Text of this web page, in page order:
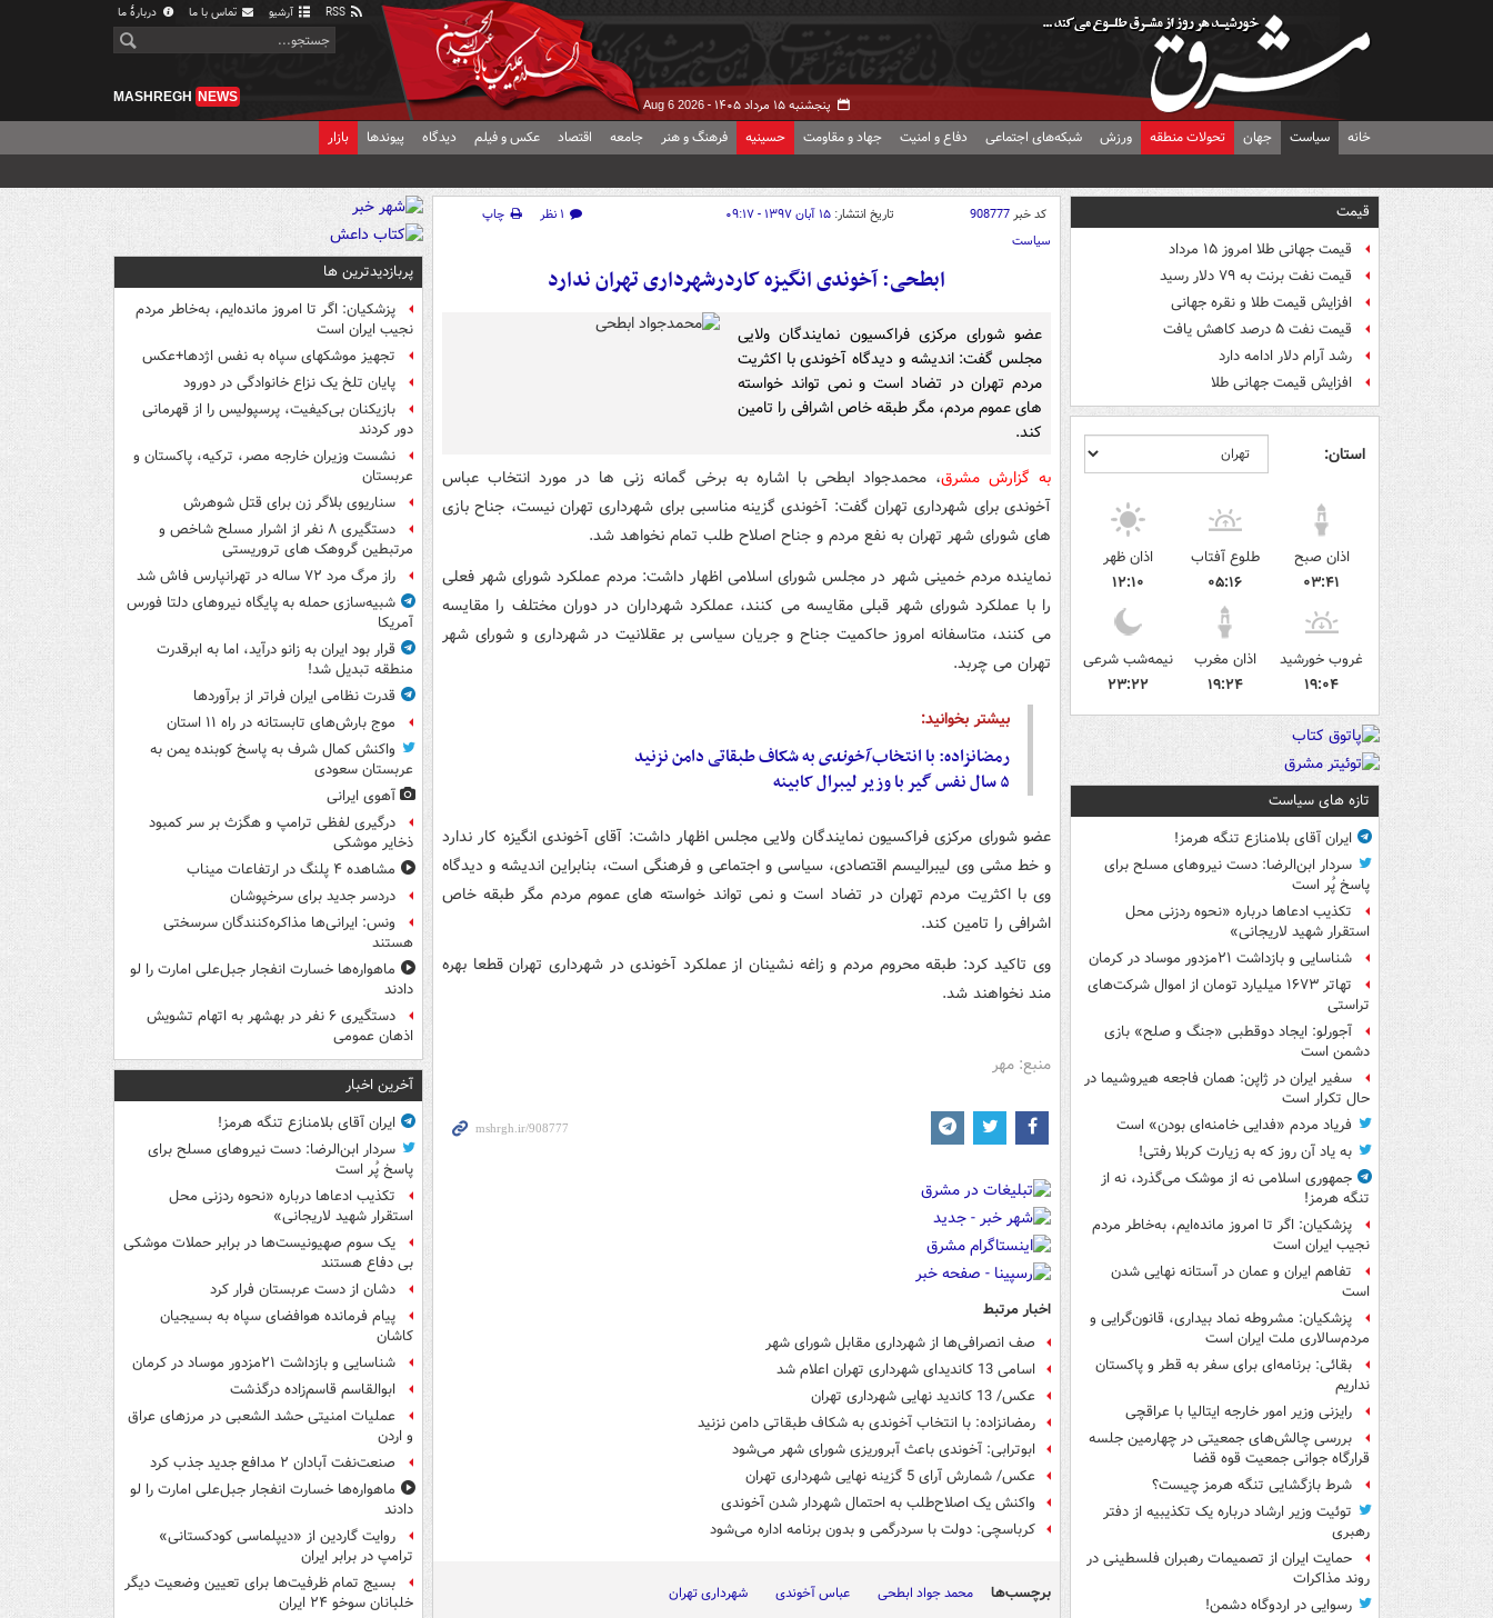
آرشیو تماس با ما دربارهٔ ما
پنجشنبه ۱۵ مرداد ۱۴۰۵ - Aug 6 2026
MASHREGH NEWS
خانه سیاست جهان تحولات منطقه ورزش شبکه‌های اجتماعی دفاع و امنیت جهاد و مقاومت حسینیه فرهنگ و هنر جامعه اقتصاد عکس و فیلم دیدگاه پیوندها بازار
قیمت
قیمت جهانی طلا امروز ۱۵ مرداد
قیمت نفت برنت به ۷۹ دلار رسید
افزایش قیمت طلا و نقره جهانی
قیمت نفت ۵ درصد کاهش یافت
رشد آرام دلار ادامه دارد
افزایش قیمت جهانی طلا
استان:
اذان صبح
۰۳:۴۱
طلوع آفتاب
۰۵:۱۶
اذان ظهر
۱۲:۱۰
غروب خورشید
۱۹:۰۴
اذان مغرب
۱۹:۲۴
نیمه‌شب شرعی
۲۳:۲۲
تازه های سیاست
ایران آقای بلامنازع تنگه هرمز!
سردار ابن‌الرضا: دست نیروهای مسلح برای
پاسخ پُر است
تکذیب ادعاها درباره «نحوه ردزنی محل
استقرار شهید لاریجانی»
شناسایی و بازداشت ۲۱مزدور موساد در کرمان
تهاتر ۱۶۷۳ میلیارد تومان از اموال شرکت‌های
تراستی
آجورلو: ایجاد دوقطبی «جنگ و صلح‌» بازی
دشمن است
سفیر ایران در ژاپن: همان فاجعه هیروشیما در
حال تکرار است
فریاد مردم «فدایی خامنه‌ای بودن» است
به یاد آن روز که به زیارت کربلا رفتی!
جمهوری اسلامی نه از موشک می‌گذرد، نه از
تنگه هرمز!
پزشکیان: اگر تا امروز مانده‌ایم، به‌خاطر مردم
نجیب ایران است
تفاهم ایران و عمان در آستانه نهایی شدن
است
پزشکیان: مشروطه نماد بیداری، قانون‌گرایی و
مردم‌سالاری ملت ایران است
بقائی: برنامه‌ای برای سفر به قطر و پاکستان
نداریم
رایزنی وزیر امور خارجه ایتالیا با عراقچی
بررسی چالش‌های جمعیتی در چهارمین جلسه
قرارگاه جوانی جمعیت قوه قضا
شرط بازگشایی تنگه هرمز چیست؟
توئیت وزیر ارشاد درباره یک تکذیبیه از دفتر
رهبری
حمایت ایران از تصمیمات رهبران فلسطینی در
روند مذاکرات
رسوایی در اردوگاه دشمن!
کد خبر908777 تاریخ انتشار: ۱۵ آبان ۱۳۹۷ - ۰۹:۱۷ ۱ نظر
چاپ
سیاست
ابطحی: آخوندی انگیزه کاردرشهرداری تهران ندارد
عضو شورای مرکزی فراکسیون نمایندگان ولایی
مجلس گفت: اندیشه و دیدگاه آخوندی با اکثریت
مردم تهران در تضاد است و نمی تواند خواسته
های عموم مردم، مگر طبقه خاص اشرافی را تامین
کند.
به گزارش مشرق، محمدجواد ابطحی با اشاره به برخی گمانه زنی ها در مورد انتخاب عباس
آخوندی برای شهرداری تهران گفت: آخوندی گزینه مناسبی برای شهرداری تهران نیست، جناح بازی
های شورای شهر تهران به نفع مردم و جناح اصلاح طلب تمام نخواهد شد.
نماینده مردم خمینی شهر در مجلس شورای اسلامی اظهار داشت: مردم عملکرد شورای شهر فعلی
را با عملکرد شورای شهر قبلی مقایسه می کنند، عملکرد شهرداران در دوران مختلف را مقایسه
می کنند، متاسفانه امروز حاکمیت جناح و جریان سیاسی بر عقلانیت در شهرداری و شورای شهر
تهران می چربد.
بیشتر بخوانید:
رمضانزاده: با انتخابآخوندیبه شکاف طبقاتی دامن نزنید
۵ سال نفس گیر با وزیر لیبرال کابینه
عضو شورای مرکزی فراکسیون نمایندگان ولایی مجلس اظهار داشت: آقای آخوندی انگیزه کار ندارد
و خط مشی وی لیبرالیسم اقتصادی، سیاسی و اجتماعی و فرهنگی است، بنابراین اندیشه و دیدگاه
وی با اکثریت مردم تهران در تضاد است و نمی تواند خواسته های عموم مردم مگر طبقه خاص
اشرافی را تامین کند.
وی تاکید کرد: طبقه محروم مردم و زاغه نشینان از عملکرد آخوندی در شهرداری تهران قطعا بهره
مند نخواهند شد.
منبع: مهر
اخبار مرتبط
صف انصرافی‌ها از شهرداری مقابل شورای شهر
اسامی 13 کاندیدای شهرداری تهران اعلام شد
عکس/ 13 کاندید نهایی شهرداری تهران
رمضانزاده: با انتخاب آخوندی به شکاف طبقاتی دامن نزنید
ابوترابی: آخوندی باعث آبروریزی شورای شهر می‌شود
عکس/ شمارش آرای 5 گزینه نهایی شهرداری تهران
واکنش یک اصلاح‌طلب به احتمال شهردار شدن آخوندی
کرباسچی: دولت با سردرگمی و بدون برنامه اداره می‌شود
برچسب‌ها محمد جواد ابطحی عباس آخوندی شهرداری تهران
پربازدیدترین ها
پزشکیان: اگر تا امروز مانده‌ایم، به‌خاطر مردم
نجیب ایران است
تجهیز موشکهای سپاه به نفس اژدها+عکس
پایان تلخ یک نزاع خانوادگی در دورود
بازیکنان بی‌کیفیت، پرسپولیس را از قهرمانی
دور کردند
نشست وزیران خارجه مصر، ترکیه، پاکستان و
عربستان
سناریوی بلاگر زن برای قتل شوهرش
دستگیری ۸ نفر از اشرار مسلح شاخص و
مرتبطین گروهک های تروریستی
راز مرگ مرد ۷۲ ساله در تهرانپارس فاش شد
شبیه‌سازی حمله به پایگاه نیروهای دلتا فورس
آمریکا
قرار بود ایران به زانو درآید، اما به ابرقدرت
منطقه تبدیل شد!
قدرت نظامی ایران فراتر از برآوردها
موج بارش‌های تابستانه در راه ۱۱ استان
واکنش کمال شرف به پاسخ کوبنده یمن به
عربستان سعودی
آهوی ایرانی
درگیری لفظی ترامپ و هگزث بر سر کمبود
ذخایر موشکی
مشاهده ۴ پلنگ در ارتفاعات میناب
دردسر جدید برای سرخپوشان
ونس: ایرانی‌ها مذاکره‌کنندگان سرسختی
هستند
ماهواره‌ها خسارت انفجار جبل‌علی امارت را لو
دادند
دستگیری ۶ نفر در بهشهر به اتهام تشویش
اذهان عمومی
آخرین اخبار
ایران آقای بلامنازع تنگه هرمز!
سردار ابن‌الرضا: دست نیروهای مسلح برای
پاسخ پُر است
تکذیب ادعاها درباره «نحوه ردزنی محل
استقرار شهید لاریجانی»
یک‌ سوم صهیونیست‌ها در برابر حملات موشکی
بی دفاع هستند
دشان از دست عربستان فرار کرد
پیام فرمانده هوافضای سپاه به بسیجیان
کاشان
شناسایی و بازداشت ۲۱مزدور موساد در کرمان
ابوالقاسم قاسم‌زاده درگذشت
عملیات امنیتی حشد الشعبی در مرزهای عراق
و اردن
صنعت‌نفت آبادان ۲ مدافع جدید جذب کرد
ماهواره‌ها خسارت انفجار جبل‌علی امارت را لو
دادند
روایت گاردین از «دیپلماسی کودکستانی»
ترامپ در برابر ایران
بسیج تمام ظرفیت‌ها برای تعیین وضعیت دیگر
خلبانان سوخو ۲۴ ایران